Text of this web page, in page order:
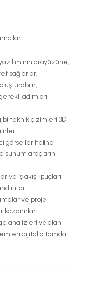
arayüzüne,
sağlarlar.
adımları
teknik çizimleri 3D
görseller haline
araçlarını
ve iş akışı ipuçları
ve proje
kazanırlar.
analizleri ve alan
dijital ortamda